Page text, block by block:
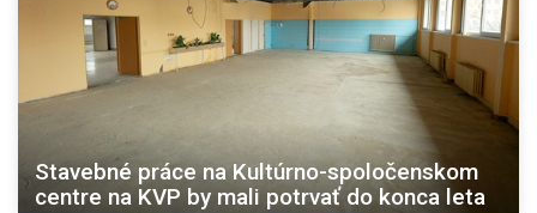
Stavebné práce na Kultúrno-spoločenskom
centre na KVP by mali potrvať do konca leta